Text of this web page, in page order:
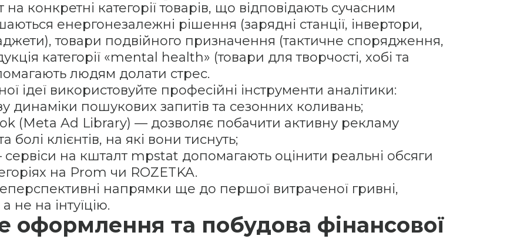
конкретні категорії товарів, що відповідають сучасним
енергонезалежні рішення (зарядні станції, інвертори,
товари подвійного призначення (тактичне спорядження,
категорії «mental health» (товари для творчості, хобі та
людям долати стрес.
ідеї використовуйте професійні інструменти аналітики:
динаміки пошукових запитів та сезонних коливань;
(Meta Ad Library) — дозволяє побачити активну рекламу
болі клієнтів, на які вони тиснуть;
на кшталт mpstat допомагають оцінити реальні обсяги
на Prom чи ROZETKA.
напрямки ще до першої витраченої гривні,
не на інтуїцію.
та побудова фінансової